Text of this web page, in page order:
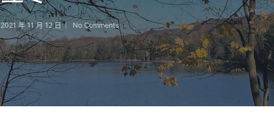
2021 年 11 月 12 日 No Comments